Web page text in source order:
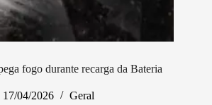
fogo durante recarga da Bateria
17/04/2026 Geral